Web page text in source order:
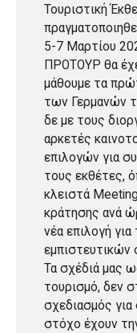
Τουριστική
5-7 Μαρτίου
ΠΡΟΤΟΥΡ θα
μάθουμε τα
των Γερμανών
δε με τους
αρκετές
επιλογών για
τους εκθέτες,
κλειστά
κράτησης ανά
νέα επιλογή
εμπιστευτικών
Τα σχέδιά μας
τουρισμό, δεν
σχεδιασμός
στόχο έχουν